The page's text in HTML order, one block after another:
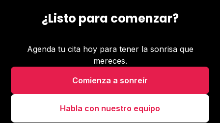
¿Listo para comenzar?
Agenda tu cita hoy para tener la sonrisa que
mereces.
Comienza a sonreír
Habla con nuestro equipo